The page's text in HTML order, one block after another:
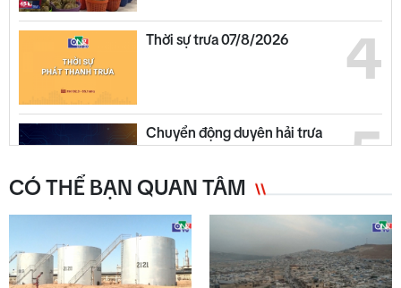
4
Thời sự trưa 07/8/2026
5
Chuyển động duyên hải trưa
07/8
6
Thời sự sáng 07/8/2026
CÓ THỂ BẠN QUAN TÂM